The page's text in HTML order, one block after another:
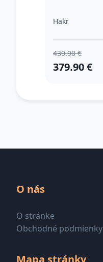
Hakr
439.90 €
379.90 €
O nás
O stránke
Obchodné podmienky
Mapa stránky